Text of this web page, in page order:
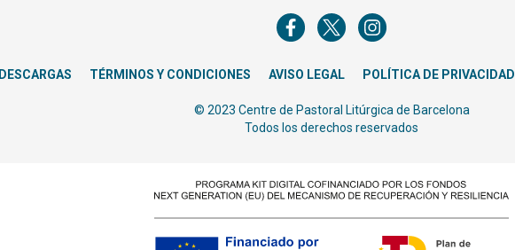
DESCARGAS TÉRMINOS Y CONDICIONES AVISO LEGAL POLÍTICA DE PRIVACIDAD
© 2023 Centre de Pastoral Litúrgica de Barcelona
Todos los derechos reservados